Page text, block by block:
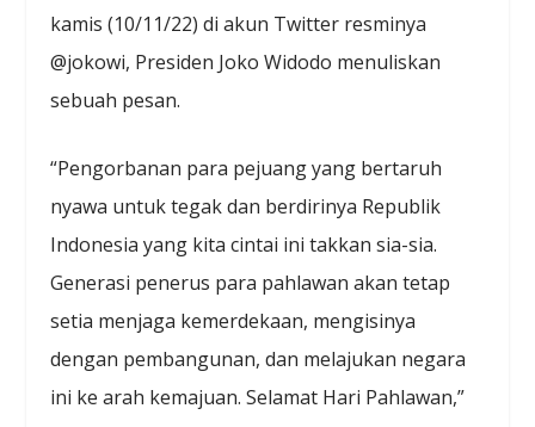
kamis (10/11/22) di akun Twitter resminya
@jokowi, Presiden Joko Widodo menuliskan
sebuah pesan.
“Pengorbanan para pejuang yang bertaruh
nyawa untuk tegak dan berdirinya Republik
Indonesia yang kita cintai ini takkan sia-sia.
Generasi penerus para pahlawan akan tetap
setia menjaga kemerdekaan, mengisinya
dengan pembangunan, dan melajukan negara
ini ke arah kemajuan. Selamat Hari Pahlawan,”